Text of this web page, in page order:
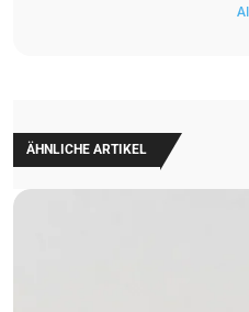
ÄHNLICHE ARTIKEL